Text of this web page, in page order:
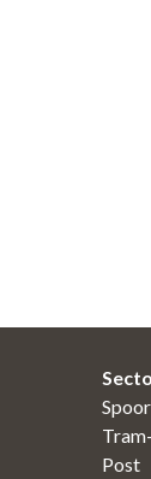
Spoor
Post